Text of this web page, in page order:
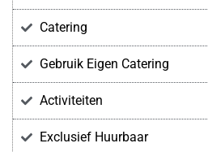
Catering
Gebruik Eigen Catering
Activiteiten
Exclusief Huurbaar